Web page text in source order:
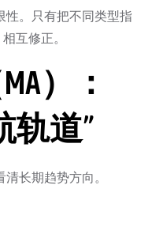
性。只有把不同类型指
互修正。
）：
轨道”
长期趋势方向。